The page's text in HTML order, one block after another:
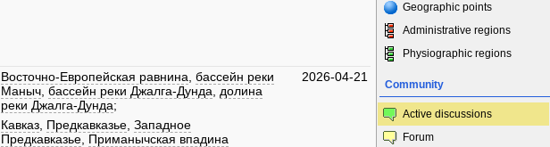
Восточно-Европейская равнина бассейн реки
Маныч бассейн реки Джалга-Дунда
долина
реки Джалга-Дунда;
Кавказ Предкавказье Западное
Предкавказье Приманычская впадина
2026-04-21
Geographic points
Administrative regions
Physiographic regions
Community
Active discussions
Forum